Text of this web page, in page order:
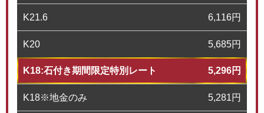
K21.6 6,116円
K20 5,685円
K18:石付き期間限定特別レート 5,296円
K18※地金のみ 5,281円